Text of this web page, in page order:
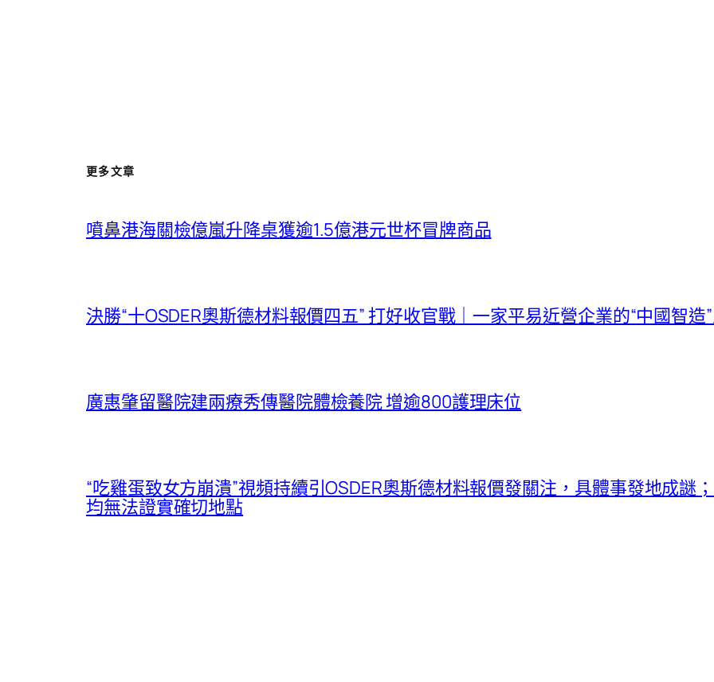
更多文章
噴鼻港海關檢億嵐升降桌獲逾1.5億港元世杯冒牌商品
決勝“十OSDER奧斯德材料報價四五” 打好收官戰｜一家平易近營企業的“中國智造
廣惠肇留醫院建兩療秀傳醫院體檢養院 增逾800護理床位
“吃雞蛋致女方崩潰”視頻持續引OSDER奧斯德材料報價發關注，具體事發地成謎
均無法證實確切地點